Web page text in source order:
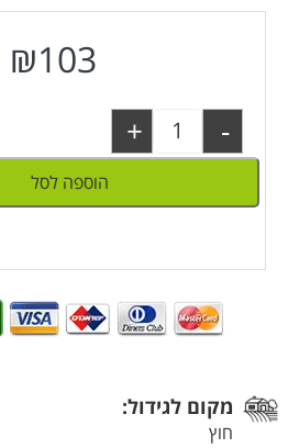
₪103
-
+
הוספה לסל
מקום לגידול:
חוץ